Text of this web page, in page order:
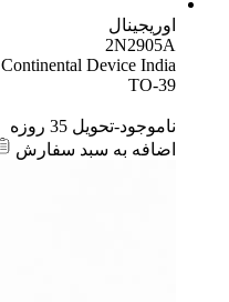
اوریجینال
2N2905A
Continental Device India
TO-39
ناموجود-تحویل 35 روزه
اضافه به سبد سفارش